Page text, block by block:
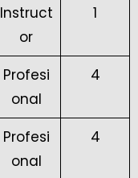
Instruct
or
1
Profesi
onal
4
Profesi
onal
4